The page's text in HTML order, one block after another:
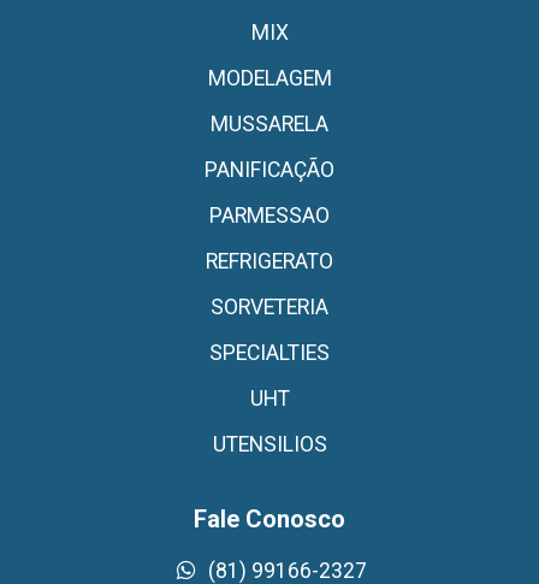
MIX
MODELAGEM
MUSSARELA
PANIFICAÇÃO
PARMESSAO
REFRIGERATO
SORVETERIA
SPECIALTIES
UHT
UTENSILIOS
Fale Conosco
(81) 99166-2327